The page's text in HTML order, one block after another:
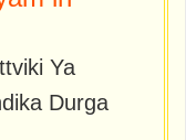
Ya
Durga